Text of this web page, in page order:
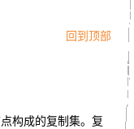
回到顶部
构成的复制集。复